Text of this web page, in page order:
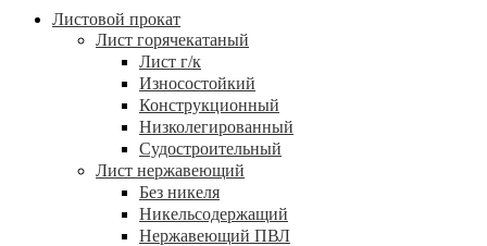
Листовой прокат
Лист горячекатаный
Лист г/к
Износостойкий
Конструкционный
Низколегированный
Судостроительный
Лист нержавеющий
Без никеля
Никельсодержащий
Нержавеющий ПВЛ